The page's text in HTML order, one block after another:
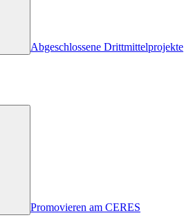
Abgeschlossene Drittmittelprojekte
Promovieren am CERES